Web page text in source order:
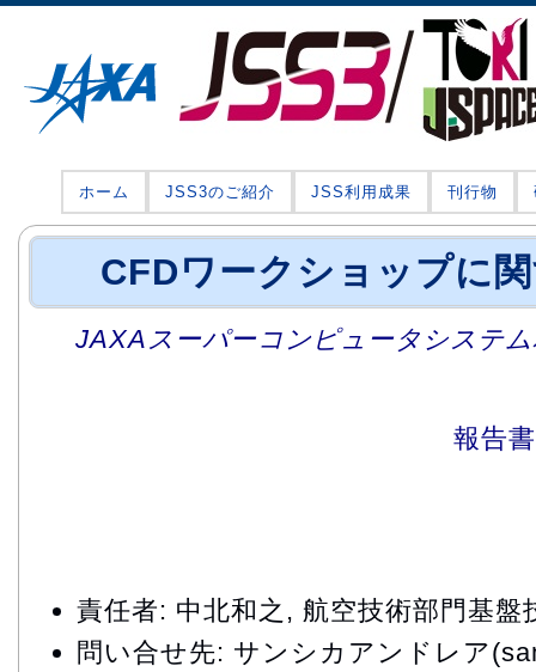
ホーム JSS3のご紹介 JSS利用成果 刊行物
CFDワークショップに
JAXAスーパーコンピュータシステ
報告
責任者: 中北和之, 航空技術部門基盤
問い合せ先: サンシカアンドレア